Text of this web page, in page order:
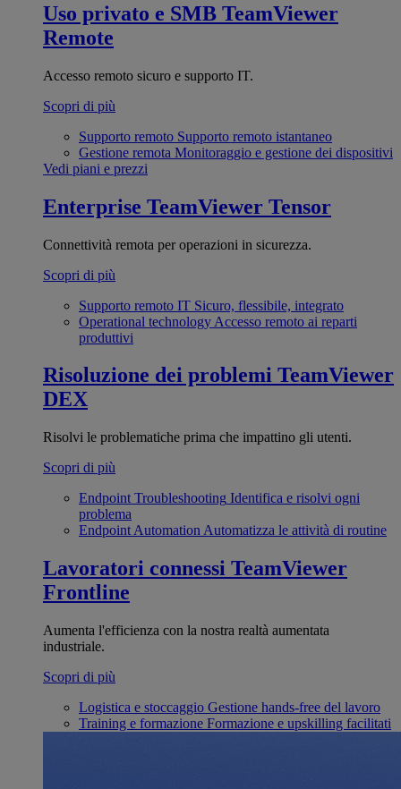
Uso privato e SMB TeamViewer
Remote
Accesso remoto sicuro e supporto IT.
Scopri di più
Supporto remoto Supporto remoto istantaneo
Gestione remota Monitoraggio e gestione dei dispositivi
Vedi piani e prezzi
Enterprise TeamViewer Tensor
Connettività remota per operazioni in sicurezza.
Scopri di più
Supporto remoto IT Sicuro, flessibile, integrato
Operational technology Accesso remoto ai reparti
produttivi
Risoluzione dei problemi TeamViewer
DEX
Risolvi le problematiche prima che impattino gli utenti.
Scopri di più
Endpoint Troubleshooting Identifica e risolvi ogni
problema
Endpoint Automation Automatizza le attività di routine
Lavoratori connessi TeamViewer
Frontline
Aumenta l'efficienza con la nostra realtà aumentata
industriale.
Scopri di più
Logistica e stoccaggio Gestione hands-free del lavoro
Training e formazione Formazione e upskilling facilitati